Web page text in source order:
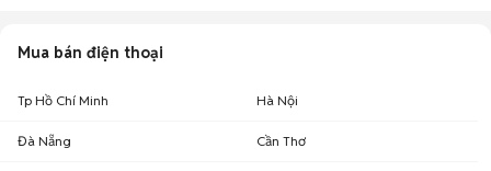
Mua bán điện thoại
Tp Hồ Chí Minh Hà Nội
Đà Nẵng Cần Thơ